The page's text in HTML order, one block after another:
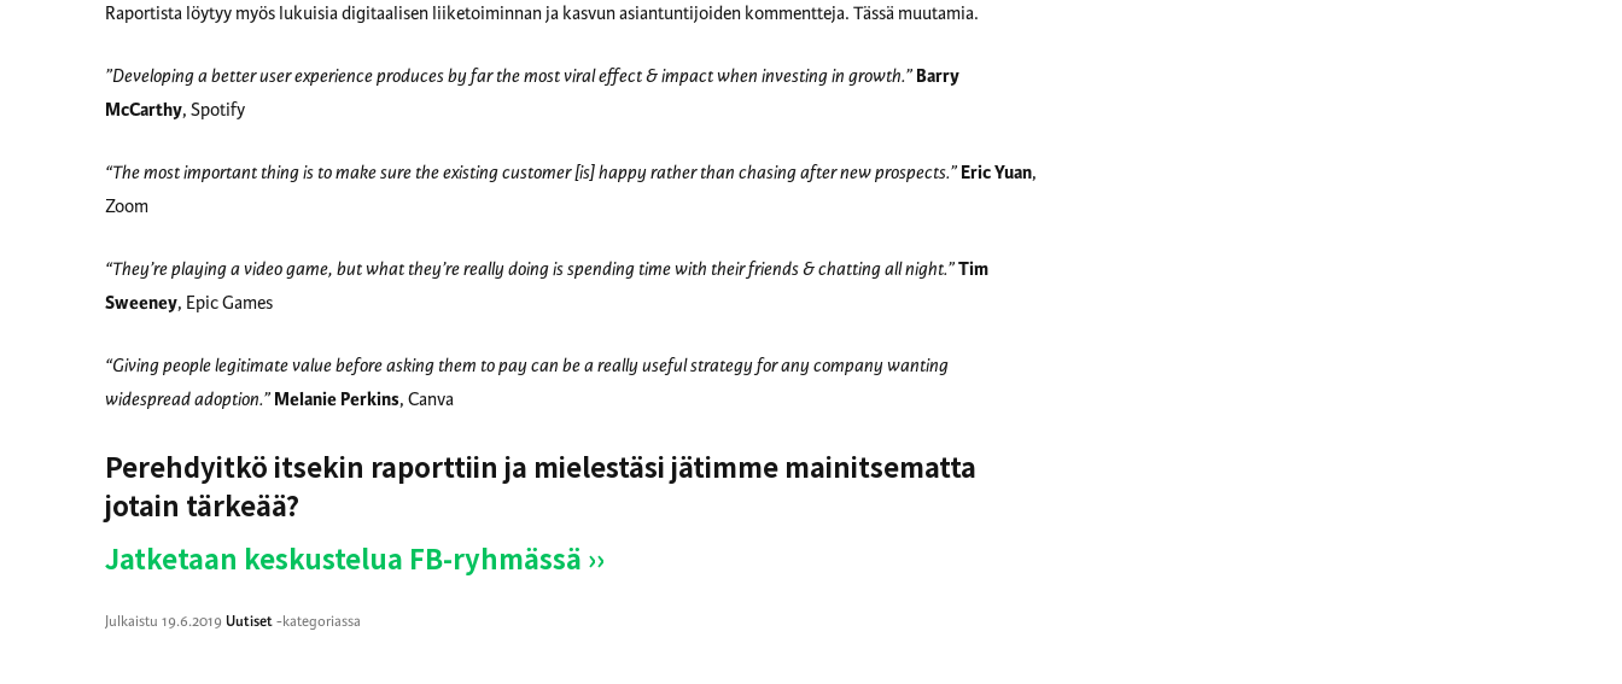
Raportista löytyy myös lukuisia digitaalisen liiketoiminnan ja kasvun asiantuntijoiden kommentteja. Tässä muutamia.
”Developing a better user experience produces by far the most viral effect & impact when investing in growth.”Barry
McCarthy, Spotify
“The most important thing is to make sure the existing customer [is] happy rather than chasing after new prospects.”Eric Yuan,
Zoom
“They’re playing a video game, but what they’re really doing is spending time with their friends & chatting all night.”Tim
Sweeney, Epic Games
“Giving people legitimate value before asking them to pay can be a really useful strategy for any company wanting
widespread adoption.”Melanie Perkins, Canva
Perehdyitkö itsekin raporttiin ja mielestäsi jätimme mainitsematta
jotain tärkeää?
Jatketaan keskustelua FB-ryhmässä ››
Julkaistu 19.6.2019 Uutiset-kategoriassa